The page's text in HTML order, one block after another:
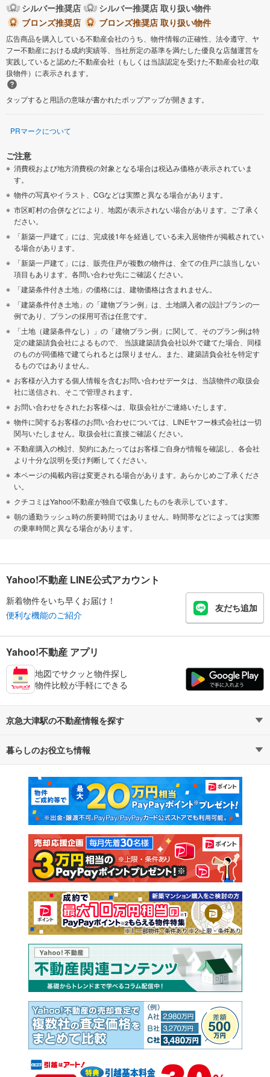
シルバー推奨店
シルバー推奨店 取り扱い物件
ブロンズ推奨店
ブロンズ推奨店 取り扱い物件
広告商品を購入している不動産会社のうち、物件情報の正確性、法令遵守、ヤ
フー不動産における成約実績等、当社所定の基準を満たした優良な店舗運営を
実践していると認めた不動産会社（もしくは当該認定を受けた不動産会社の取
扱物件）に表示されます。
タップすると用語の意味が書かれたポップアップが開きます。
PRマークについて
ご注意
消費税および地方消費税の対象となる場合は税込み価格が表示されていま
す。
物件の写真やイラスト、CGなどは実際と異なる場合があります。
市区町村の合併などにより、地図が表示されない場合があります。ご了承く
ださい。
「新築一戸建て」には、完成後1年を経過している未入居物件が掲載されてい
る場合があります。
「新築一戸建て」には、販売住戸が複数の物件は、全ての住戸に該当しない
項目もあります。各問い合わせ先にご確認ください。
「建築条件付き土地」の価格には、建物価格は含まれません。
「建築条件付き土地」の「建物プラン例」は、土地購入者の設計プランの一
例であり、プランの採用可否は任意です。
「土地（建築条件なし）」の「建物プラン例」に関して、そのプラン例は特
定の建築請負会社によるもので、 当該建築請負会社以外で建てた場合、同様
のものが同価格で建てられるとは限りません。また、建築請負会社を特定す
るものではありません。
お客様が入力する個人情報を含むお問い合わせデータは、当該物件の取扱会
社に送信され、そこで管理されます。
お問い合わせをされたお客様へは、取扱会社がご連絡いたします。
物件に関するお客様のお問い合わせについては、LINEヤフー株式会社は一切
関与いたしません。取扱会社に直接ご確認ください。
不動産購入の検討、契約にあたってはお客様ご自身が情報を確認し、各会社
より十分な説明を受け判断してください。
本ページの掲載内容は変更される場合があります。あらかじめご了承くださ
い。
クチコミはYahoo!不動産が独自で収集したものを表示しています。
朝の通勤ラッシュ時の所要時間ではありません。時間帯などによっては実際
の乗車時間と異なる場合があります。
Yahoo!不動産 LINE公式アカウント
新着物件をいち早くお届け！
便利な機能のご紹介
友だち追加
Yahoo!不動産 アプリ
地図でサクッと物件探し
物件比較が手軽にできる
京急大津駅の不動産情報を探す
不動産・住宅
新築マンション 中古マンション
新築一戸建て 中古一戸建て
注文住宅 土地
売却査定
暮らしのお役立ち情報
マンションカタログ 教えて！住まいの先生